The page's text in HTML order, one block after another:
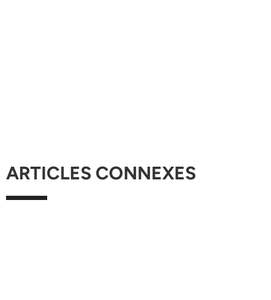
ARTICLES CONNEXES